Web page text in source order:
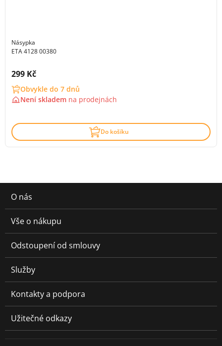
Násypka
ETA 4128 00380
Cena s DPH:
299 Kč
Obvykle do 7 dnů
Není skladem na prodejnách
Do košíku
O nás
Vše o nákupu
Odstoupení od smlouvy
Služby
Kontakty a podpora
Užitečné odkazy